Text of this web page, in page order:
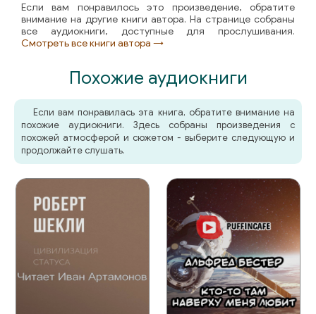
Если вам понравилось это произведение, обратите
внимание на другие книги автора. На странице собраны
все аудиокниги, доступные для прослушивания.
Смотреть все книги автора →
Похожие аудиокниги
Если вам понравилась эта книга, обратите внимание на
похожие аудиокниги. Здесь собраны произведения с
похожей атмосферой и сюжетом - выберите следующую и
продолжайте слушать.